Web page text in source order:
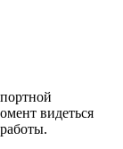
видеться